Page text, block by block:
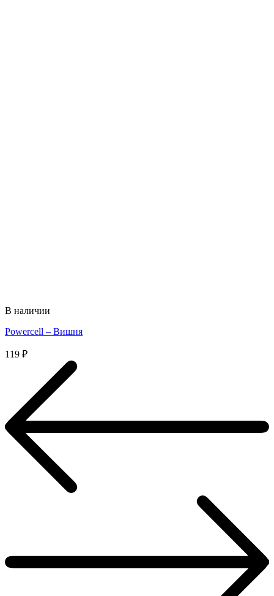
В наличии
Powercell – Вишня
119 ₽